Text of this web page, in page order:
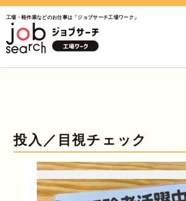
工場・軽作業などのお仕事は「ジョブサーチ工場ワーク」
投入／目視チェック